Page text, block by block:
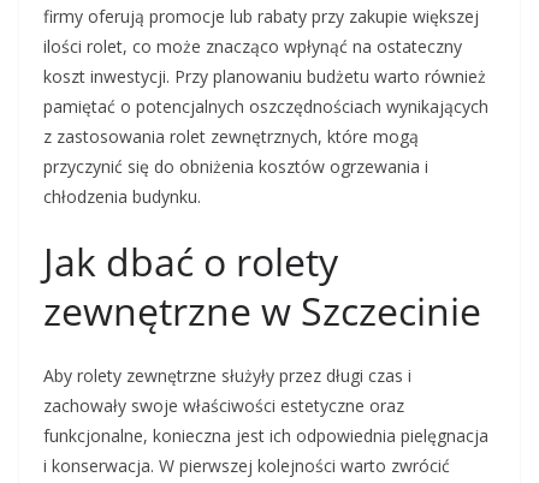
firmy oferują promocje lub rabaty przy zakupie większej
ilości rolet, co może znacząco wpłynąć na ostateczny
koszt inwestycji. Przy planowaniu budżetu warto również
pamiętać o potencjalnych oszczędnościach wynikających
z zastosowania rolet zewnętrznych, które mogą
przyczynić się do obniżenia kosztów ogrzewania i
chłodzenia budynku.
Jak dbać o rolety
zewnętrzne w Szczecinie
Aby rolety zewnętrzne służyły przez długi czas i
zachowały swoje właściwości estetyczne oraz
funkcjonalne, konieczna jest ich odpowiednia pielęgnacja
i konserwacja. W pierwszej kolejności warto zwrócić